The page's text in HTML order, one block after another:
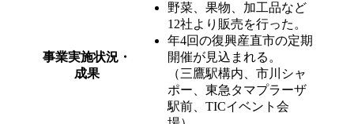
事業実施状況・
成果
野菜、果物、加工品など
12社より販売を行った。
年4回の復興産直市の定期
開催が見込まれる。
（三鷹駅構内、市川シャ
ポー、東急タマプラーザ
駅前、TICイベント会